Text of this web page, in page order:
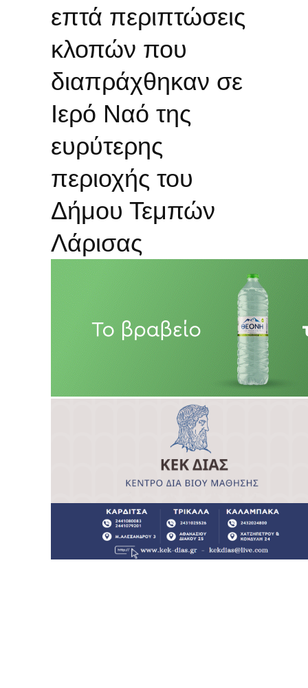
επτά περιπτώσεις
κλοπών που
διαπράχθηκαν σε
Ιερό Ναό της
ευρύτερης
περιοχής του
Δήμου Τεμπών
Λάρισας